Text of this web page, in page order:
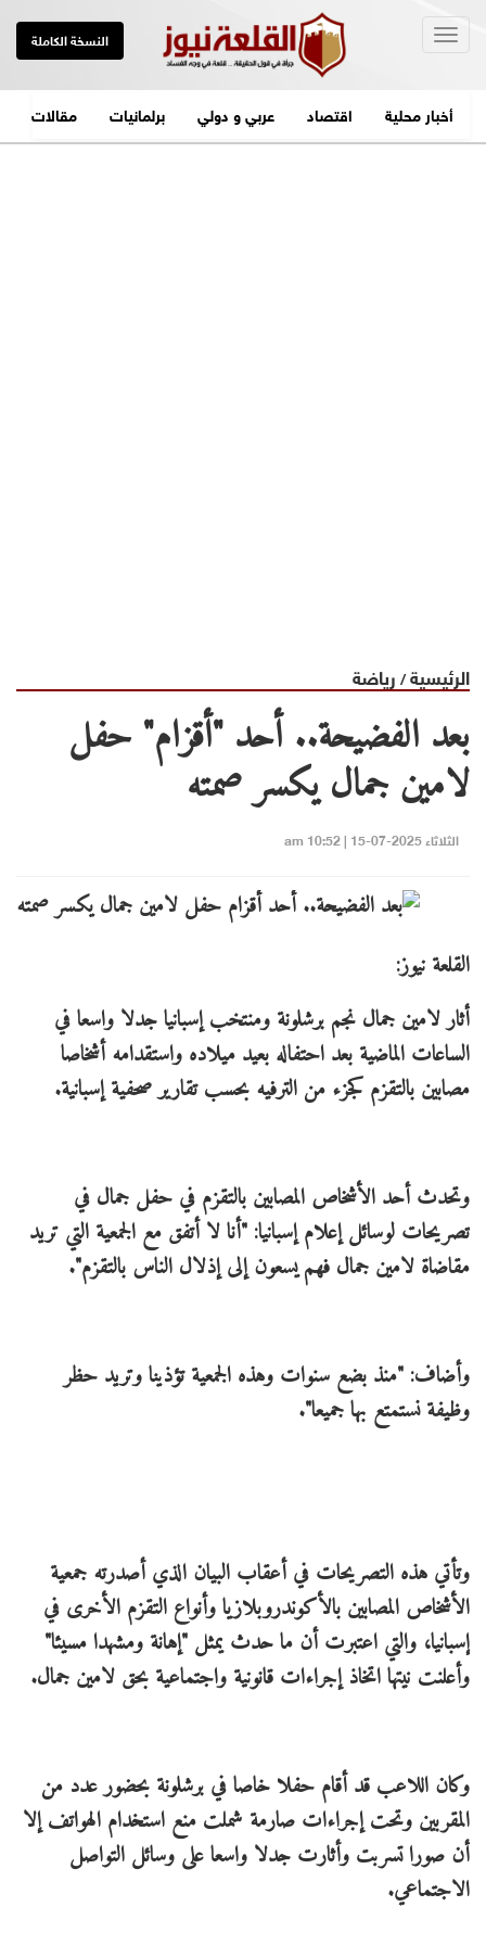
النسخة الكاملة
أخبار محلية اقتصاد عربي و دولي برلمانيات مقالات
الرئيسية/ رياضة
بعد الفضيحة.. أحد "أقزام" حفل
لامين جمال يكسر صمته
الثلاثاء 2025-07-15 | 10:52 am
القلعة نيوز:
أثار لامين جمال نجم برشلونة ومنتخب إسبانيا جدلا واسعا في
الساعات الماضية بعد احتفاله بعيد ميلاده واستقدامه أشخاصا
مصابين بالتقزم كجزء من الترفيه بحسب تقارير صحفية إسبانية.
وتحدث أحد الأشخاص المصابين بالتقزم في حفل جمال في
تصريحات لوسائل إعلام إسبانيا: "أنا لا أتفق مع الجمعية التي تريد
مقاضاة لامين جمال فهم يسعون إلى إذلال الناس بالتقزم".
وأضاف: "منذ بضع سنوات وهذه الجمعية تؤذينا وتريد حظر
وظيفة نستمتع بها جميعا".
وتأتي هذه التصريحات في أعقاب البيان الذي أصدرته جمعية
الأشخاص المصابين بالأكوندروبلازيا وأنواع التقزم الأخرى في
إسبانيا، والتي اعتبرت أن ما حدث يمثل "إهانة ومشهدا مسيئا"
وأعلنت نيتها اتخاذ إجراءات قانونية واجتماعية بحق لامين جمال.
وكان اللاعب قد أقام حفلا خاصا في برشلونة بحضور عدد من
المقربين وتحت إجراءات صارمة شملت منع استخدام الهواتف إلا
أن صورا تسربت وأثارت جدلا واسعا على وسائل التواصل
الاجتماعي.